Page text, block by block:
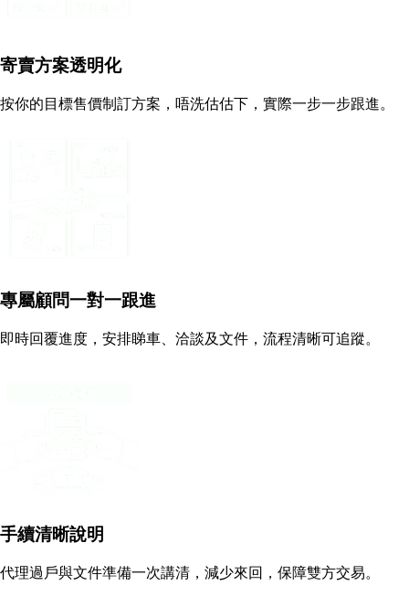
寄賣方案透明化
按你的目標售價制訂方案，唔洗估估下，實際一步一步跟進。
專屬顧問一對一跟進
即時回覆進度，安排睇車、洽談及文件，流程清晰可追蹤。
手續清晰說明
代理過戶與文件準備一次講清，減少來回，保障雙方交易。